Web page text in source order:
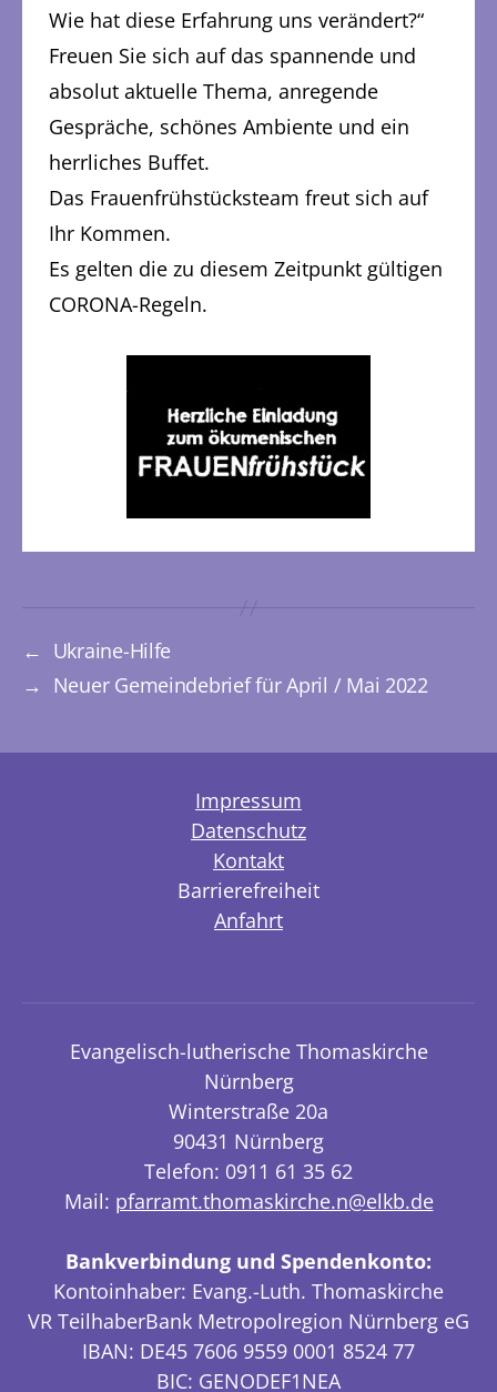
Wie hat diese Erfahrung uns verändert?“
Freuen Sie sich auf das spannende und
absolut aktuelle Thema, anregende
Gespräche, schönes Ambiente und ein
herrliches Buffet.
Das Frauenfrühstücksteam freut sich auf
Ihr Kommen.
Es gelten die zu diesem Zeitpunkt gültigen
CORONA-Regeln.
← Ukraine-Hilfe
→
Neuer Gemeindebrief für April / Mai 2022
Impressum
Datenschutz
Kontakt
Barrierefreiheit
Anfahrt
Evangelisch-lutherische Thomaskirche
Nürnberg
Winterstraße 20a
90431 Nürnberg
Telefon: 0911 61 35 62
Mail: pfarramt.thomaskirche.n@elkb.de
Bankverbindung und Spendenkonto:
Kontoinhaber: Evang.-Luth. Thomaskirche
VR TeilhaberBank Metropolregion Nürnberg eG
IBAN: DE45 7606 9559 0001 8524 77
BIC: GENODEF1NEA